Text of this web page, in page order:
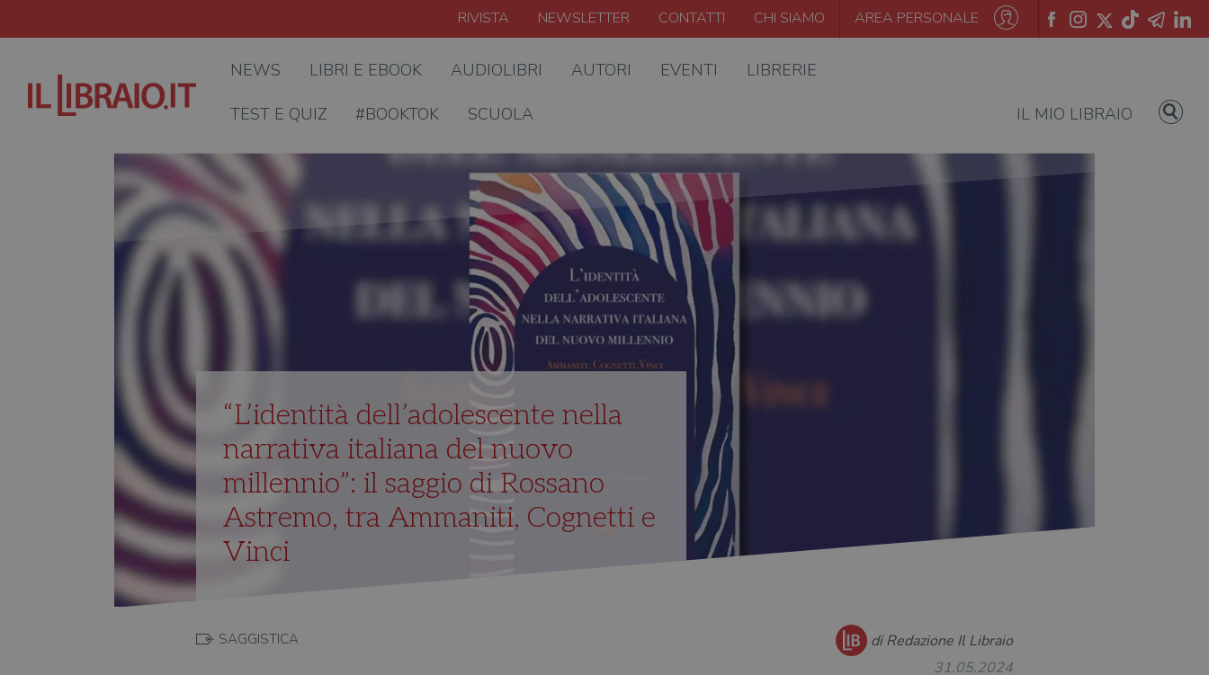
RIVISTA NEWSLETTER CONTATTI CHI SIAMO AREA PERSONALE
NEWS LIBRI E EBOOK AUDIOLIBRI AUTORI EVENTI LIBRERIE
TEST E QUIZ #BOOKTOK SCUOLA IL MIO LIBRAIO
“L’identità dell’adolescente nella
narrativa italiana del nuovo
millennio”: il saggio di Rossano
Astremo, tra Ammaniti, Cognetti e
Vinci
SAGGISTICA
di Redazione Il Libraio
31.05.2024